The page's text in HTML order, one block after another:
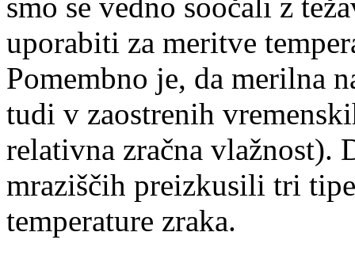
smo se vedno soočali z
uporabiti za meritve
Pomembno je, da merilna
tudi v zaostrenih
relativna zračna vlažnost).
mraziščih preizkusili tri
temperature zraka.